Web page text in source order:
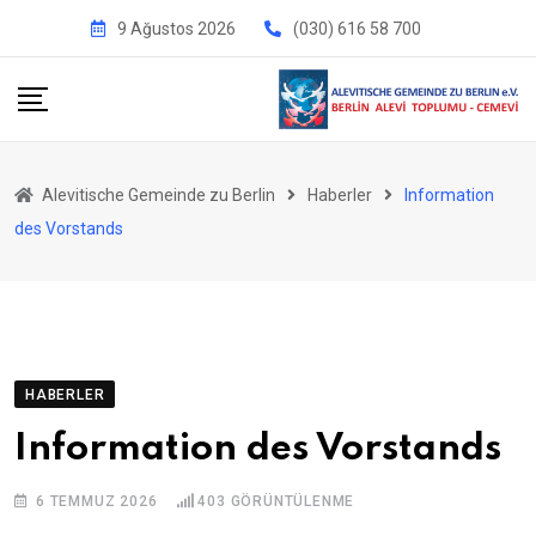
9 Ağustos 2026 (030) 616 58 700
Alevitische Gemeinde zu Berlin Haberler
Information
des Vorstands
HABERLER
Information des Vorstands
6 TEMMUZ 2026 403 GÖRÜNTÜLENME